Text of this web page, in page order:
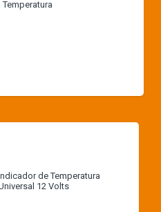
Temperatura
de Temperatura
12 Volts